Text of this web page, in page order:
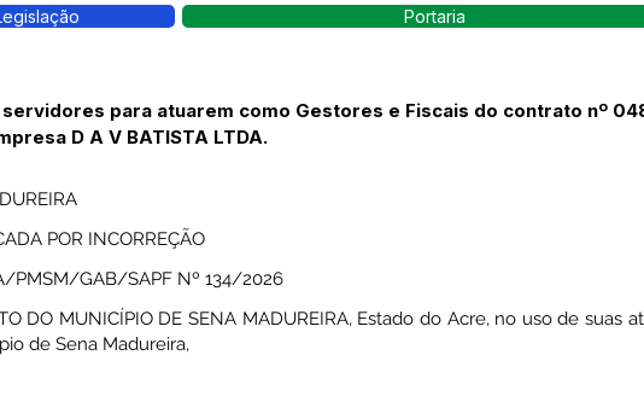
Portaria
servidores para atuarem como Gestores e Fiscais do contrato nº
D A V BATISTA LTDA.
POR INCORREÇÃO
PMSM/GAB/SAPF Nº 134/2026
DO MUNICÍPIO DE SENA MADUREIRA, Estado do Acre, no uso de
de Sena Madureira,